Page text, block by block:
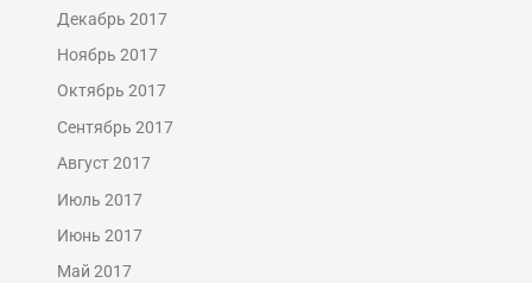
Декабрь 2017
Ноябрь 2017
Октябрь 2017
Сентябрь 2017
Август 2017
Июль 2017
Июнь 2017
Май 2017